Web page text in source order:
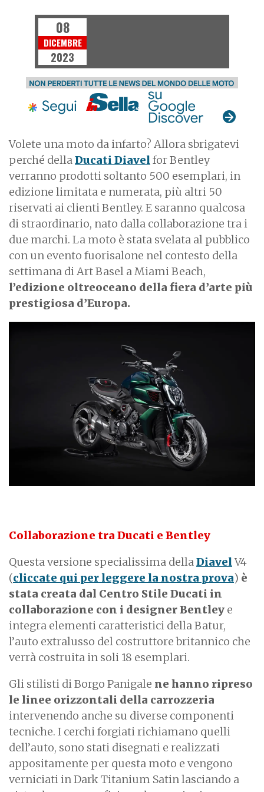
Volete una moto da infarto? Allora sbrigatevi
perché dellaDucati Diavel for Bentley
verranno prodotti soltanto 500 esemplari, in
edizione limitata e numerata, più altri 50
riservati ai clienti Bentley. E saranno qualcosa
di straordinario, nato dalla collaborazione tra i
due marchi. La moto è stata svelata al pubblico
con un evento fuorisalone nel contesto della
settimana di Art Basel a Miami Beach,
l’edizione oltreoceano della fiera d’arte più
prestigiosa d’Europa.
Collaborazione tra Ducati e Bentley
Questa versione specialissima della DiavelV4
(cliccate qui per leggere la nostra prova) è
stata creata dal Centro Stile Ducati in
collaborazione con i designer Bentley e
integra elementi caratteristici della Batur,
l’auto extralusso del costruttore britannico che
verrà costruita in soli 18 esemplari.
Gli stilisti di Borgo Panigale ne hanno ripreso
le linee orizzontali della carrozzeria
intervenendo anche su diverse componenti
tecniche. I cerchi forgiati richiamano quelli
dell’auto, sono stati disegnati e realizzati
appositamente per questa moto e vengono
verniciati in Dark Titanium Satin lasciando a
08
DICEMBRE
2023